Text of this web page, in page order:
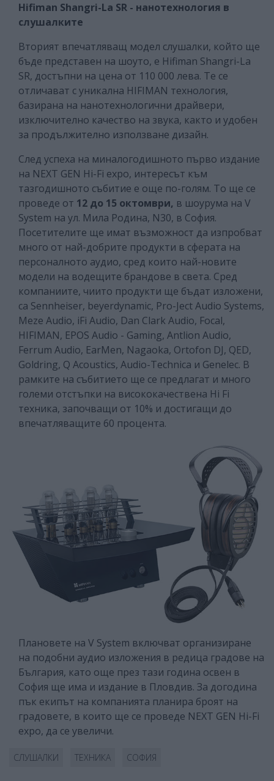
Hifiman Shangri-La SR - нанотехнология в
слушалките
Вторият впечатляващ модел слушалки, който ще
бъде представен на шоуто, е Hifiman Shangri-La
SR, достъпни на цена от 110 000 лева. Те се
отличават с уникална HIFIMAN технология,
базирана на нанотехнологични драйвери,
изключително качество на звука, както и удобен
за продължително използване дизайн.
След успеха на миналогодишното първо издание
на NEXT GEN Hi-Fi expo, интересът към
тазгодишното събитие е още по-голям. То ще се
проведе от 12 до 15 октомври, в шоурума на V
System на ул. Мила Родина, N30, в София.
Посетителите ще имат възможност да изпробват
много от най-добрите продукти в сферата на
персоналното аудио, сред които най-новите
модели на водещите брандове в света. Сред
компаниите, чиито продукти ще бъдат изложени,
са Sennheiser, beyerdynamic, Pro-Ject Audio Systems,
Meze Audio, iFi Audio, Dan Clark Audio, Focal,
HIFIMAN, EPOS Audio - Gaming, Antlion Audio,
Ferrum Audio, EarMen, Nagaoka, Ortofon DJ, QED,
Goldring, Q Acoustics, Audio-Technica и Genelec. В
рамките на събитието ще се предлагат и много
големи отстъпки на висококачествена Hi Fi
техника, започващи от 10% и достигащи до
впечатляващите 60 процента.
Плановете на V System включват организиране
на подобни аудио изложения в редица градове на
България, като още през тази година освен в
София ще има и издание в Пловдив. За догодина
пък екипът на компанията планира броят на
градовете, в които ще се проведе NEXT GEN Hi-Fi
expo, да се увеличи.
СЛУШАЛКИ ТЕХНИКА СОФИЯ